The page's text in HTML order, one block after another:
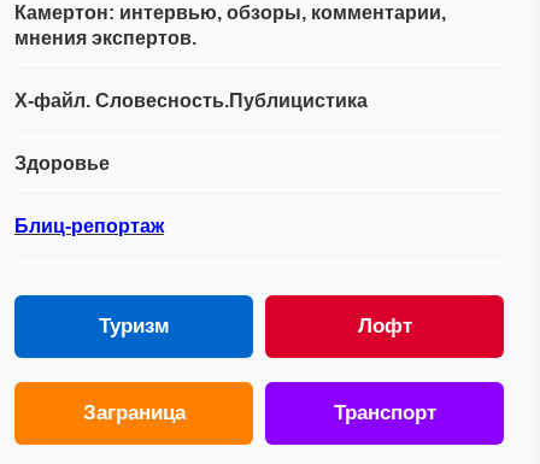
Камертон: интервью, обзоры, комментарии,
мнения экспертов.
Х-файл. Словесность.Публицистика
Здоровье
Блиц-репортаж
Туризм Лофт
Заграница Транспорт